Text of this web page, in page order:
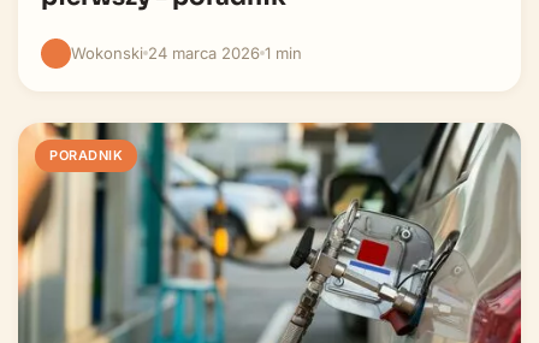
Wokonski 24 marca 2026 1 min
PORADNIK